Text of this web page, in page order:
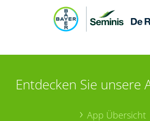
Entdecken Sie unsere
App Übersicht